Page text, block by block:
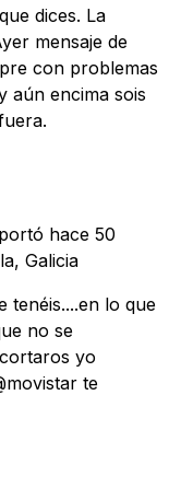
dices. La
mensaje de
con problemas
aún encima sois
hace 50
Galicia
tenéis....en lo que
no se
yo
te